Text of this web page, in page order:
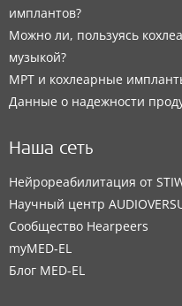
имплантов?
Можно ли, пользуясь
музыкой?
МРТ и кохлеарные
Данные о надежности
Наша сеть
Нейрореабилитация от
Научный центр
Сообщество Hearpeers
myMED‑EL
Блог MED-EL